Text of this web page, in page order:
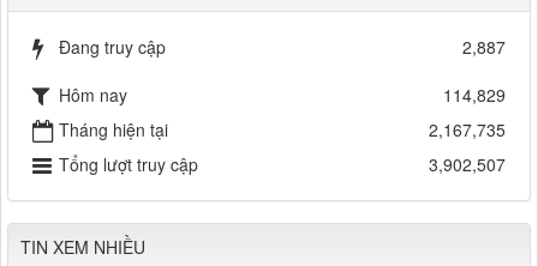
Đang truy cập
2,887
Hôm nay
114,829
Tháng hiện tại
2,167,735
Tổng lượt truy cập
3,902,507
TIN XEM NHIỀU